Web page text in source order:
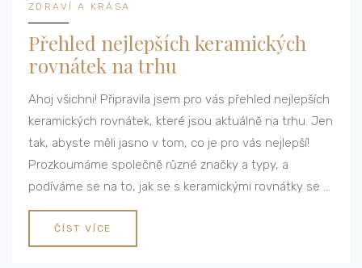
ZDRAVÍ A KRÁSA
Přehled nejlepších keramických
rovnátek na trhu
Ahoj všichni! Připravila jsem pro vás přehled nejlepších
keramických rovnátek, které jsou aktuálně na trhu. Jen
tak, abyste měli jasno v tom, co je pro vás nejlepší!
Prozkoumáme společně různé značky a typy, a
podíváme se na to, jak se s keramickými rovnátky se o
zuby pečuje. Tak pojďte se mnou na tuhle cestu plnou
úsměvů!ČÍST VÍCE